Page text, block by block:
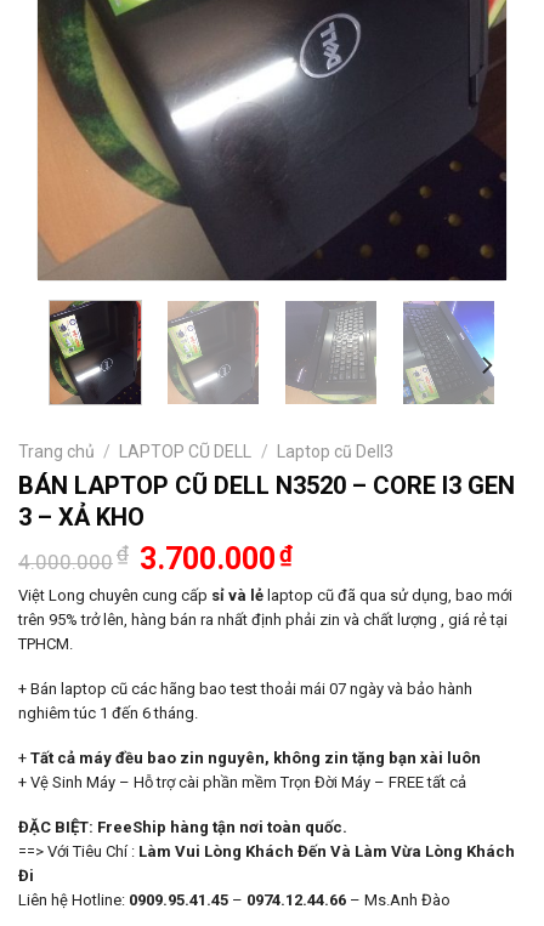
Trang chủ / LAPTOP CŨ DELL / Laptop cũ Dell3
BÁN LAPTOP CŨ DELL N3520 – CORE I3 GEN
3 – XẢ KHO
4.000.000₫ Giá
gốc
là:
4.000.000₫.
3.700.000₫Giá
tại
là:
Việt Long chuyên cung cấp sỉ và lẻ laptop cũ đã qua sử dụng, bao mới
trên 95% trở lên, hàng bán ra nhất định phải zin và chất lượng , giá rẻ tại
TPHCM.
+ Bán laptop cũ các hãng bao test thoải mái 07 ngày và bảo hành
nghiêm túc 1 đến 6 tháng.
+ Tất cả máy đều bao zin nguyên, không zin tặng bạn xài luôn
+ Vệ Sinh Máy – Hỗ trợ cài phần mềm Trọn Đời Máy – FREE tất cả
ĐẶC BIỆT: FreeShip hàng tận nơi toàn quốc.
==> Với Tiêu Chí : Làm Vui Lòng Khách Đến Và Làm Vừa Lòng Khách
Đi
Liên hệ Hotline: 0909.95.41.45 – 0974.12.44.66 – Ms.Anh Đào